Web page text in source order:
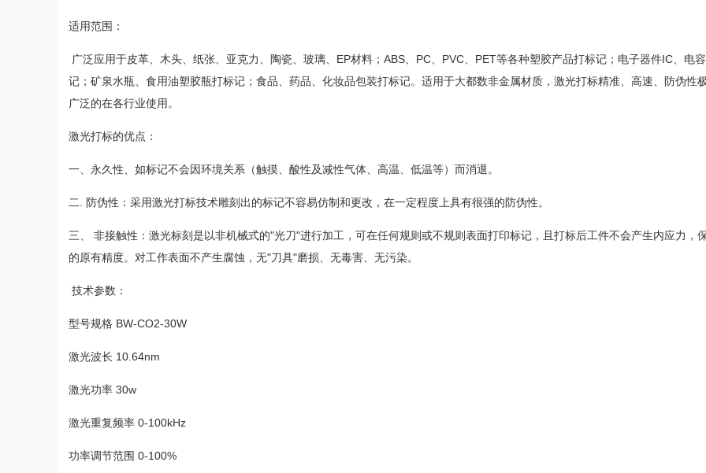
适用范围：
广泛应用于皮革、木头、纸张、亚克力、陶瓷、玻璃、EP材料；ABS、PC、PVC、PET等各种塑胶产品打标记；电子器件IC、电
记；矿泉水瓶、食用油塑胶瓶打标记；食品、药品、化妆品包装打标记。适用于大都数非金属材质，激光打标精准、高速、防伪性
广泛的在各行业使用。
激光打标的优点：
一、永久性、如标记不会因环境关系（触摸、酸性及减性气体、高温、低温等）而消退。
二. 防伪性：采用激光打标技术雕刻出的标记不容易仿制和更改，在一定程度上具有很强的防伪性。
三、 非接触性：激光标刻是以非机械式的"光刀"进行加工，可在任何规则或不规则表面打印标记，且打标后工件不会产生内应力，
的原有精度。对工作表面不产生腐蚀，无"刀具"磨损、无毒害、无污染。
技术参数：
型号规格 BW-CO2-30W
激光波长 10.64nm
激光功率 30w
激光重复频率 0-100kHz
功率调节范围 0-100%